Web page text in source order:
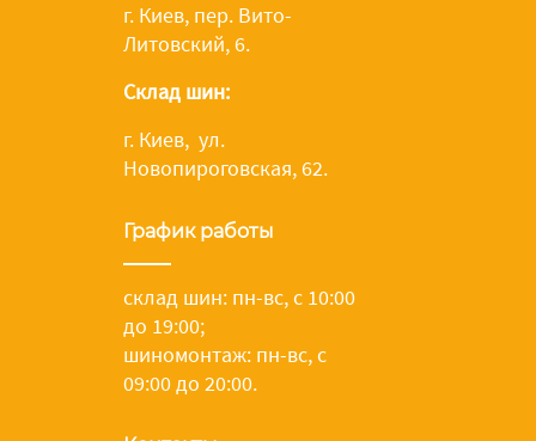
г. Киев, пер. Вито-
Литовский, 6.
Склад шин:
г. Киев, ул.
Новопироговская, 62.
График работы
склад шин: пн-вс, с 10:00
до 19:00;
шиномонтаж: пн-вс, с
09:00 до 20:00.